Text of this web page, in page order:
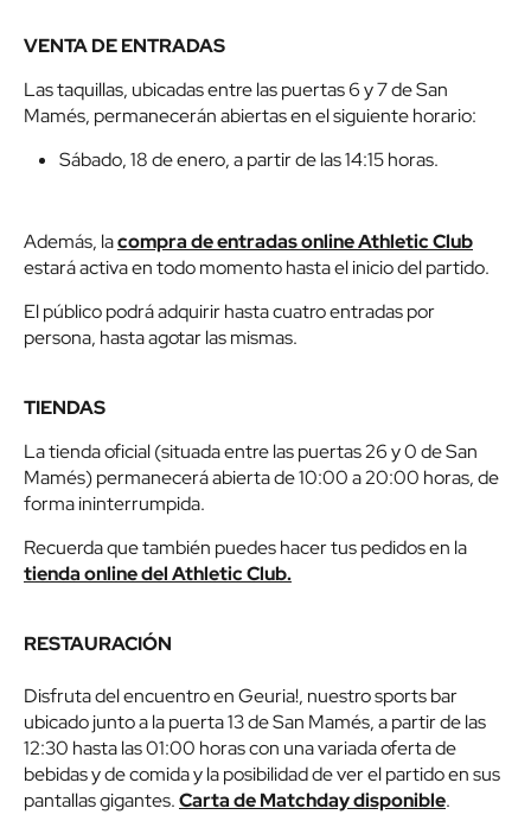
VENTA DE ENTRADAS
Las taquillas, ubicadas entre las puertas 6 y 7 de San
Mamés, permanecerán abiertas en el siguiente horario:
Sábado, 18 de enero, a partir de las 14:15 horas.
Además, lacompra de entradas online Athletic Club
estará activa en todo momento hasta el inicio del partido.
El público podrá adquirir hasta cuatro entradas por
persona, hasta agotar las mismas.
TIENDAS
La tienda oficial (situada entre las puertas 26 y 0 de San
Mamés) permanecerá abierta de 10:00 a 20:00 horas, de
forma ininterrumpida.
Recuerda que también puedes hacer tus pedidos en la
tienda online del Athletic Club.
RESTAURACIÓN
Disfruta del encuentro en Geuria!, nuestro sports bar
ubicado junto a la puerta 13 de San Mamés, a partir de las
12:30 hasta las 01:00 horas con una variada oferta de
bebidas y de comida y la posibilidad de ver el partido en sus
pantallas gigantes.Carta de Matchday disponible.